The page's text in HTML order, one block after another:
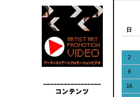
日
2
9
16